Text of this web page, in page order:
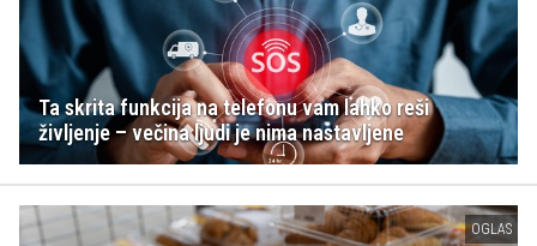
Ta skrita funkcija na telefonu vam lahko reši
življenje – večina ljudi je nima nastavljene
OGLAS